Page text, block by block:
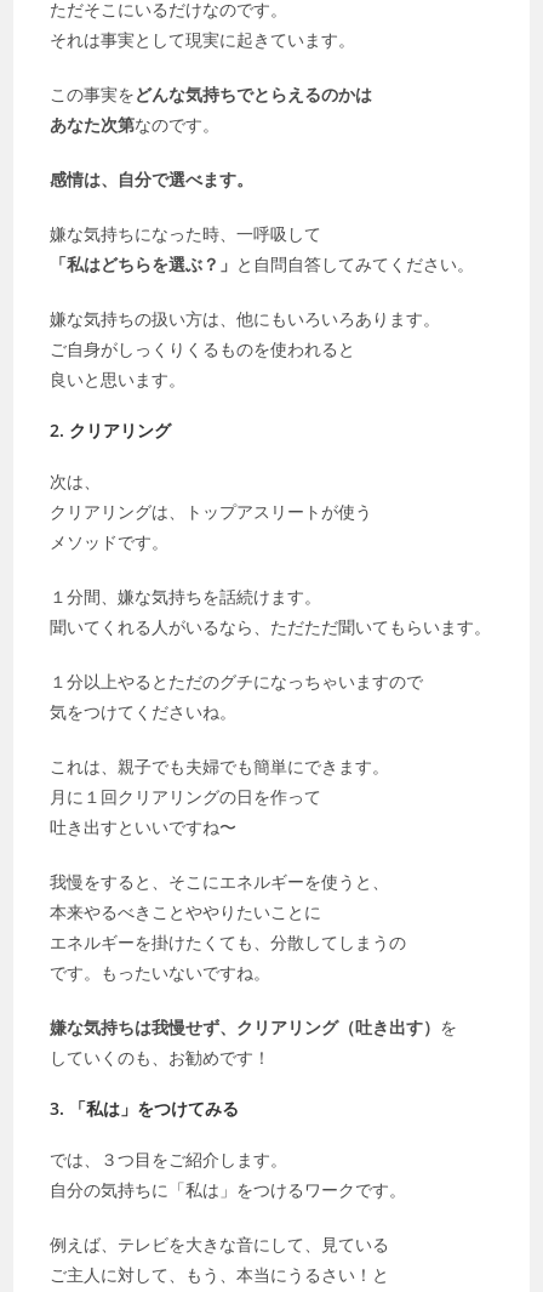
ただそこにいるだけなのです。
それは事実として現実に起きています。
この事実をどんな気持ちでとらえるのかは
あなた次第なのです。
感情は、自分で選べます。
嫌な気持ちになった時、一呼吸して
「私はどちらを選ぶ？」 と自問自答してみてください。
嫌な気持ちの扱い方は、他にもいろいろあります。
ご自身がしっくりくるものを使われると
良いと思います。
2. クリアリング
次は、
クリアリングは、トップアスリートが使う
メソッドです。
１分間、嫌な気持ちを話続けます。
聞いてくれる人がいるなら、ただただ聞いてもらいます。
１分以上やるとただのグチになっちゃいますので
気をつけてくださいね。
これは、親子でも夫婦でも簡単にできます。
月に１回クリアリングの日を作って
吐き出すといいですね〜
我慢をすると、そこにエネルギーを使うと、
本来やるべきことややりたいことに
エネルギーを掛けたくても、分散してしまうの
です。もったいないですね。
嫌な気持ちは我慢せず、クリアリング（吐き出す） を
していくのも、お勧めです！
3. 「私は」をつけてみる
では、３つ目をご紹介します。
自分の気持ちに「私は」をつけるワークです。
例えば、テレビを大きな音にして、見ている
ご主人に対して、もう、本当にうるさい！と